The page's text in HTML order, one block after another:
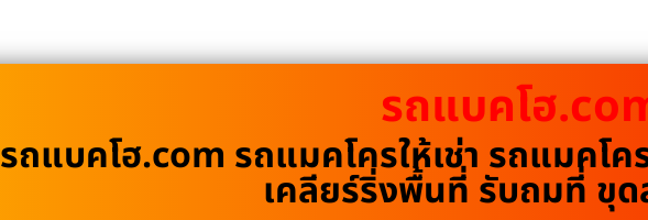
รถแบคโฮ
รถแบคโฮ.com รถแมคโครให้เช่า รถแมคโ
เคลียร์ริ่งพื้นที่ รับถมที่ ขุ